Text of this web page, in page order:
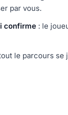
par vous.
confirme : le
le parcours